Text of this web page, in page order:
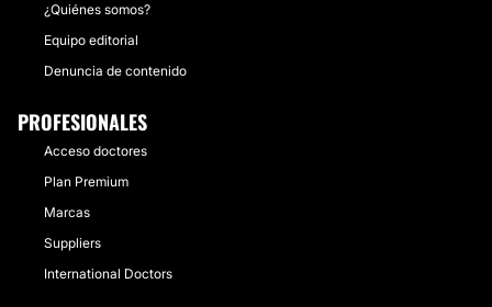
¿Quiénes somos?
Equipo editorial
Denuncia de contenido
PROFESIONALES
Acceso doctores
Plan Premium
Marcas
Suppliers
International Doctors